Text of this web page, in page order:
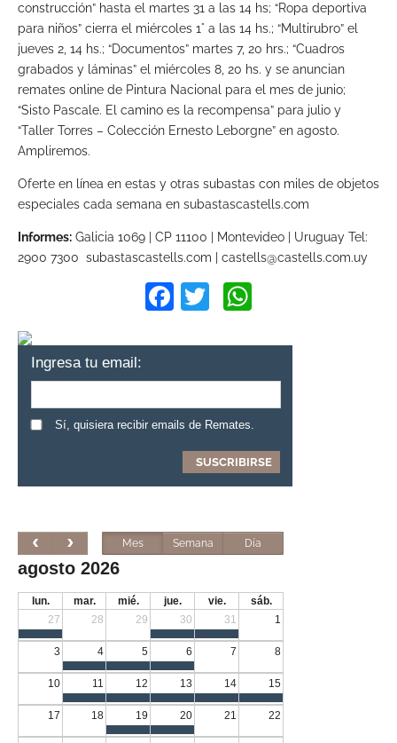
construcción” hasta el martes 31 a las 14 hs; “Ropa deportiva
para niños” cierra el miércoles 1° a las 14 hs.; “Multirubro” el
jueves 2, 14 hs.; “Documentos” martes 7, 20 hrs.; “Cuadros
grabados y láminas” el miércoles 8, 20 hs. y se anuncian
remates online de Pintura Nacional para el mes de junio;
“Sisto Pascale. El camino es la recompensa” para julio y
“Taller Torres – Colección Ernesto Leborgne” en agosto.
Ampliremos.
Oferte en línea en estas y otras subastas con miles de objetos
especiales cada semana en subastascastells.com
Informes: Galicia 1069 | CP 11100 | Montevideo | Uruguay Tel:
2900 7300 subastascastells.com | castells@castells.com.uy
Facebook
Twitter
Ingresa tu email:
Sí, quisiera recibir emails de Remates.
Mes Semana Día
agosto 2026
lun. mar. mié. jue. vie.
sáb.
27
28 29 30 31 1
3 4 5 6 7 8
10 11 12 13 14 15
17 18 19 20 21 22